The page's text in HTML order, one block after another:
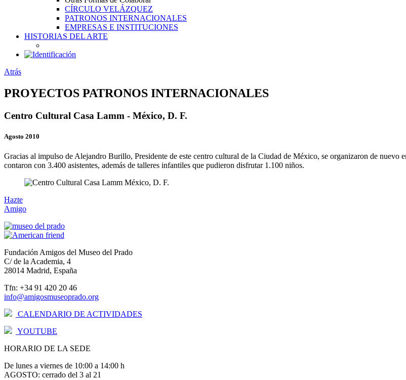
CÍRCULO VELÁZQUEZ
PATRONOS INTERNACIONALES
EMPRESAS E INSTITUCIONES
HISTORIAS DEL ARTE
Atrás
PROYECTOS PATRONOS INTERNACIONALES
Centro Cultural Casa Lamm - México, D. F.
Agosto 2010
Gracias al impulso de Alejandro Burillo, Presidente de este centro cultural de la Ciudad de México, se organizaron de nuevo
contaron con 3.400 asistentes, además de talleres infantiles que pudieron disfrutar 1.100 niños.
Hazte
Amigo
Fundación Amigos del Museo del Prado
C/ de la Academia, 4
28014 Madrid, España
Tfn: +34 91 420 20 46
info@amigosmuseoprado.org
CALENDARIO DE ACTIVIDADES
YOUTUBE
HORARIO DE LA SEDE
De lunes a viernes de 10:00 a 14:00 h
AGOSTO: cerrado del 3 al 21